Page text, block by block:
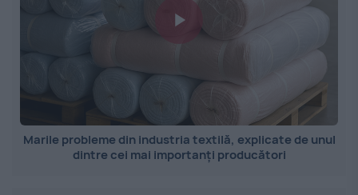
Marile probleme din industria textilă, explicate de unul
dintre cei mai importanți producători